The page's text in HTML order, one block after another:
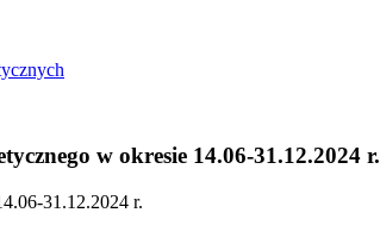
w okresie 14.06-31.12.2024 r.
31.12.2024 r.